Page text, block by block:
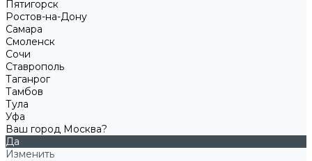
Пятигорск
Ростов-на-Дону
Самара
Смоленск
Сочи
Ставрополь
Таганрог
Тамбов
Тула
Уфа
Ваш город Москва?
Да
Изменить